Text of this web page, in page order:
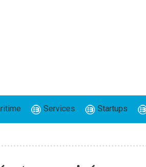
Services Startups